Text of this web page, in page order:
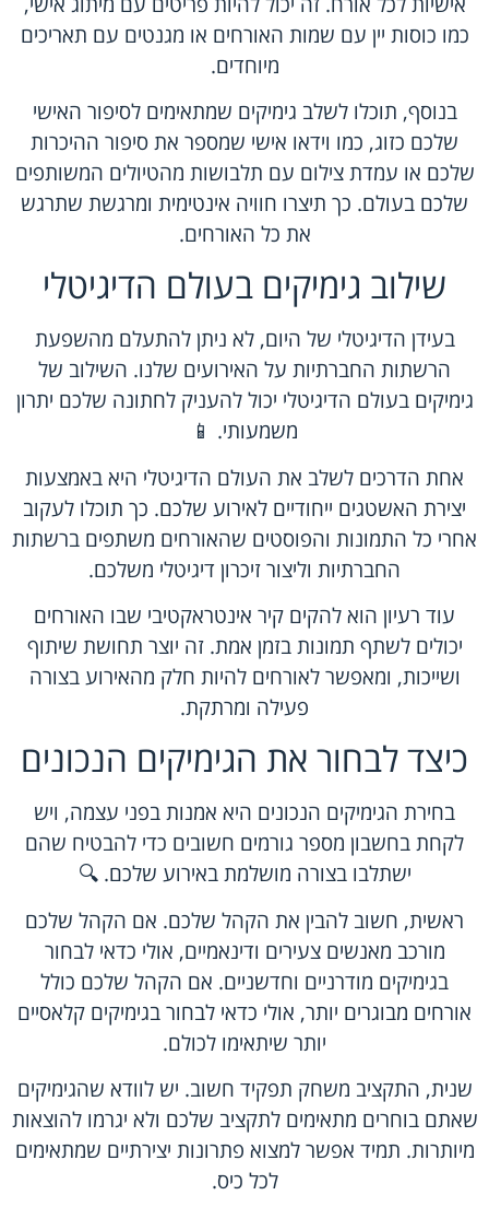
כמו כוסות יין עם שמות האורחים או מגנטים עם תאריכים
מיוחדים.
בנוסף, תוכלו לשלב גימיקים שמתאימים לסיפור האישי
שלכם כזוג, כמו וידאו אישי שמספר את סיפור ההיכרות
שלכם או עמדת צילום עם תלבושות מהטיולים המשותפים
שלכם בעולם. כך תיצרו חוויה אינטימית ומרגשת שתרגש
את כל האורחים.
שילוב גימיקים בעולם הדיגיטלי
בעידן הדיגיטלי של היום, לא ניתן להתעלם מהשפעת
הרשתות החברתיות על האירועים שלנו. השילוב של
גימיקים בעולם הדיגיטלי יכול להעניק לחתונה שלכם יתרון
משמעותי. 📱
אחת הדרכים לשלב את העולם הדיגיטלי היא באמצעות
יצירת האשטגים ייחודיים לאירוע שלכם. כך תוכלו לעקוב
אחרי כל התמונות והפוסטים שהאורחים משתפים ברשתות
החברתיות וליצור זיכרון דיגיטלי משלכם.
עוד רעיון הוא להקים קיר אינטראקטיבי שבו האורחים
יכולים לשתף תמונות בזמן אמת. זה יוצר תחושת שיתוף
ושייכות, ומאפשר לאורחים להיות חלק מהאירוע בצורה
פעילה ומרתקת.
כיצד לבחור את הגימיקים הנכונים
בחירת הגימיקים הנכונים היא אמנות בפני עצמה, ויש
לקחת בחשבון מספר גורמים חשובים כדי להבטיח שהם
ישתלבו בצורה מושלמת באירוע שלכם. 🔍
ראשית, חשוב להבין את הקהל שלכם. אם הקהל שלכם
מורכב מאנשים צעירים ודינאמיים, אולי כדאי לבחור
בגימיקים מודרניים וחדשניים. אם הקהל שלכם כולל
אורחים מבוגרים יותר, אולי כדאי לבחור בגימיקים קלאסיים
יותר שיתאימו לכולם.
שנית, התקציב משחק תפקיד חשוב. יש לוודא שהגימיקים
שאתם בוחרים מתאימים לתקציב שלכם ולא יגרמו להוצאות
מיותרות. תמיד אפשר למצוא פתרונות יצירתיים שמתאימים
לכל כיס.